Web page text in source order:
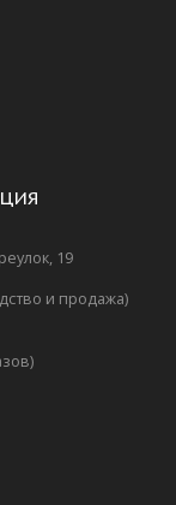
19
и продажа)